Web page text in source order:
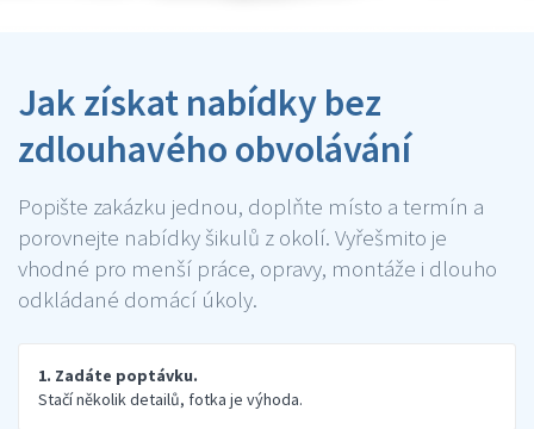
Jak získat nabídky bez
zdlouhavého obvolávání
Popište zakázku jednou, doplňte místo a termín a
porovnejte nabídky šikulů z okolí. Vyřešmito je
vhodné pro menší práce, opravy, montáže i dlouho
odkládané domácí úkoly.
1. Zadáte poptávku.
Stačí několik detailů, fotka je výhoda.